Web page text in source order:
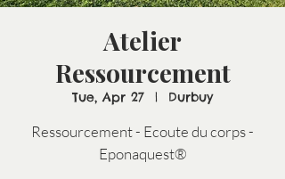
Atelier
Ressourcement
Tue, Apr 27
  |
Durbuy
Ressourcement - Ecoute du corps -
Eponaquest®